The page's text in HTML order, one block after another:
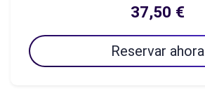
37,50 €
Reservar ahora